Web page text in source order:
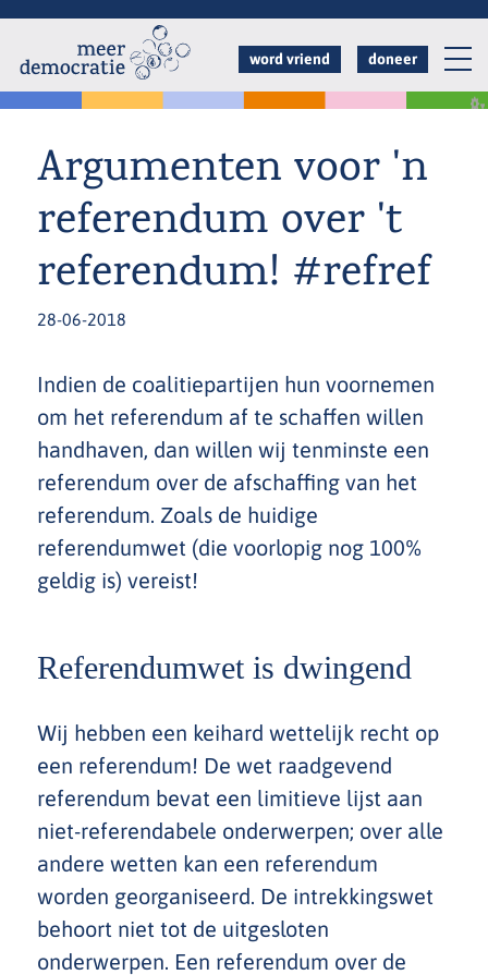
Overslaan
naar
de
inhoud
gaan
word vriend doneer
Argumenten voor 'n
referendum over 't
referendum! #refref
28-06-2018
Indien de coalitiepartijen hun voornemen
om het referendum af te schaffen willen
handhaven, dan willen wij tenminste een
referendum over de afschaffing van het
referendum. Zoals de huidige
referendumwet (die voorlopig nog 100%
geldig is) vereist!
Referendumwet is dwingend
Wij hebben een keihard wettelijk recht op
een referendum! De wet raadgevend
referendum bevat een limitieve lijst aan
niet-referendabele onderwerpen; over alle
andere wetten kan een referendum
worden georganiseerd. De intrekkingswet
behoort niet tot de uitgesloten
onderwerpen. Een referendum over de